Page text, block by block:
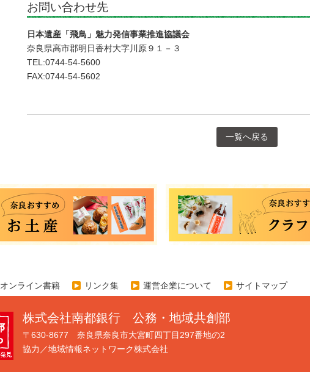
お問い合わせ先
日本遺産「飛鳥」魅力発信事業推進協議会
奈良県高市郡明日香村大字川原９１－３
TEL:0744-54-5600
FAX:0744-54-5602
一覧へ戻る
オンライン書籍 リンク集 運営企業について サイトマップ
株式会社南都銀行 公務・地域共創部
〒630-8677 奈良県奈良市大宮町四丁目297番地の2
協力／地域情報ネットワーク株式会社